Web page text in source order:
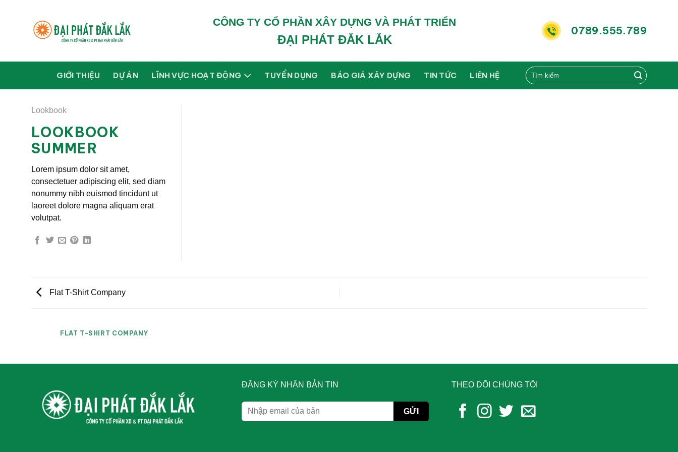
CÔNG TY CỔ PHẦN XÂY DỰNG VÀ PHÁT TRIỂN
ĐẠI PHÁT ĐẮK LẮK
0789.555.789
GIỚI THIỆU DỰ ÁN LĨNH VỰC HOẠT ĐỘNG TUYỂN DỤNG BÁO GIÁ XÂY DỰNG TIN TỨC LIÊN HỆ
Lookbook
LOOKBOOK
SUMMER
Lorem ipsum dolor sit amet,
consectetuer adipiscing elit, sed diam
nonummy nibh euismod tincidunt ut
laoreet dolore magna aliquam erat
volutpat.
Flat T-Shirt Company
FLAT T-SHIRT COMPANY
ĐĂNG KÝ NHẬN BẢN TIN THEO DÕI CHÚNG TÔI